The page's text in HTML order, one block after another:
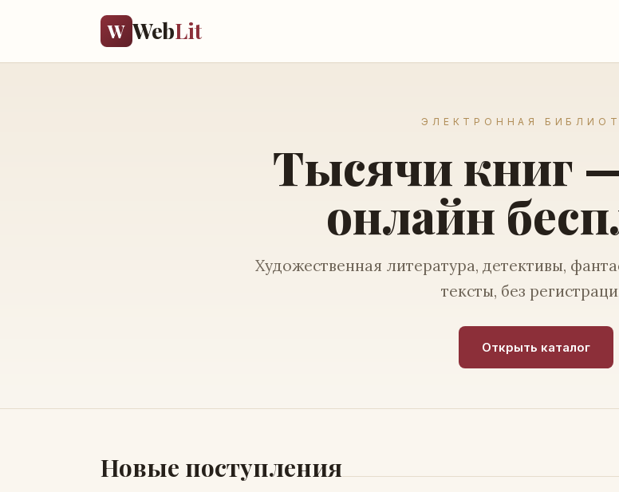
W WebLit
ЭЛЕКТРОННАЯ
Тысячи книг
онлайн
Художественная литература, детективы,
тексты, без
Открыть каталог
Новые поступления